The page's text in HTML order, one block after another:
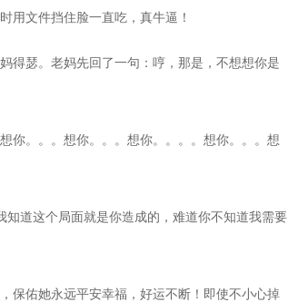
用文件挡住脸一直吃，真牛逼！
得瑟。老妈先回了一句：哼，那是，不想想你是
你。。。想你。。。想你。。。。想你。。。想
道这个局面就是你造成的，难道你不知道我需要
保佑她永远平安幸福，好运不断！即使不小心掉